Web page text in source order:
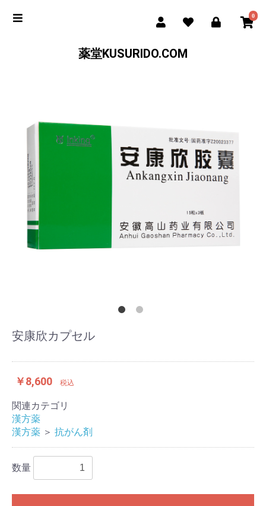
0
薬堂KUSURIDO.COM
安康欣カプセル
￥8,600 税込
関連カテゴリ
漢方薬
漢方薬 ＞ 抗がん剤
数量